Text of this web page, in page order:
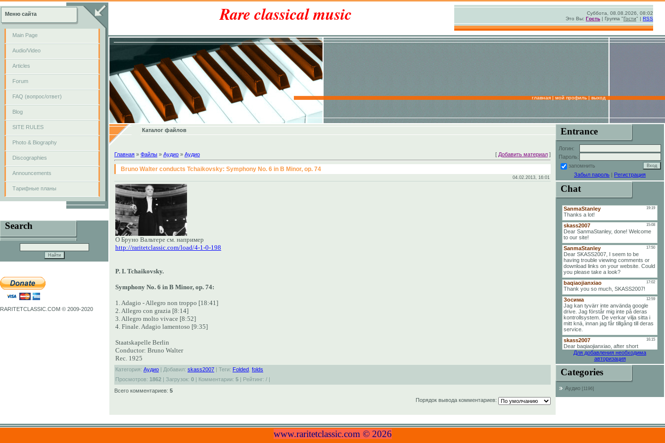
Меню сайта
Main Page
Audio/Video
Articles
Forum
FAQ (вопрос/ответ)
Blog
SITE RULES
Photo & Biography
Discographies
Announcements
Тарифные планы
Search
RARITETCLASSIC.COM © 2009-2020
Rare classical music
Суббота, 08.08.2026, 08:02
Это Вы: Гость | Группа "Гости" | RSS
главная|мой профиль|выход
Каталог файлов
Главная » Файлы » Аудио » Аудио [ Добавить материал ]
Bruno Walter conducts Tchaikovsky: Symphony No. 6 in B Minor, op. 74
04.02.2013, 16:01
О Бруно Вальтере см. например
http://raritetclassic.com/load/4-1-0-198
P. I. Tchaikovsky.
Symphony No. 6 in B Minor, op. 74:
1. Adagio - Allegro non troppo [18:41]
2. Allegro con grazia [8:14]
3. Allegro molto vivace [8:52]
4. Finale. Adagio lamentoso [9:35]
Staatskapelle Berlin
Conductor: Bruno Walter
Rec. 1925
Категория: Аудио | Добавил: skass2007 | Теги: Folded folds
Просмотров: 1862 | Загрузок: 0 | Комментарии: 5 | Рейтинг: / |
Всего комментариев: 5
Порядок вывода комментариев:
Entrance
Логин:
Пароль:
запомнить
Забыл пароль | Регистрация
Chat
Для добавления необходима
авторизация
Categories
Аудио [1196]
www.raritetclassic.com © 2026